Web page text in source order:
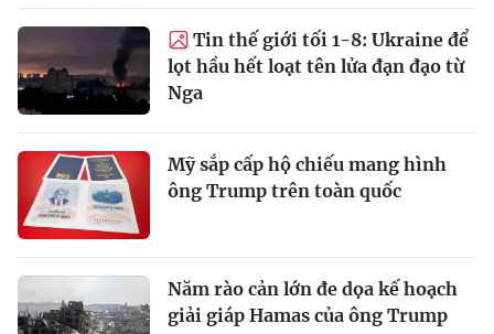
Tin thế giới tối 1-8: Ukraine để
lọt hầu hết loạt tên lửa đạn đạo từ
Nga
Mỹ sắp cấp hộ chiếu mang hình
ông Trump trên toàn quốc
Năm rào cản lớn đe dọa kế hoạch
giải giáp Hamas của ông Trump